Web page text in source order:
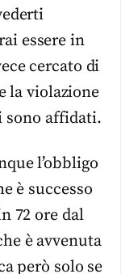
essere in
cercato di
la violazione
sono affidati.
l’obbligo
è successo
72 ore dal
è avvenuta
però solo se